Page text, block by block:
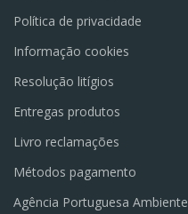
Política de privacidade
Informação cookies
Resolução litígios
Entregas produtos
Livro reclamações
Métodos pagamento
Agência Portuguesa Ambiente